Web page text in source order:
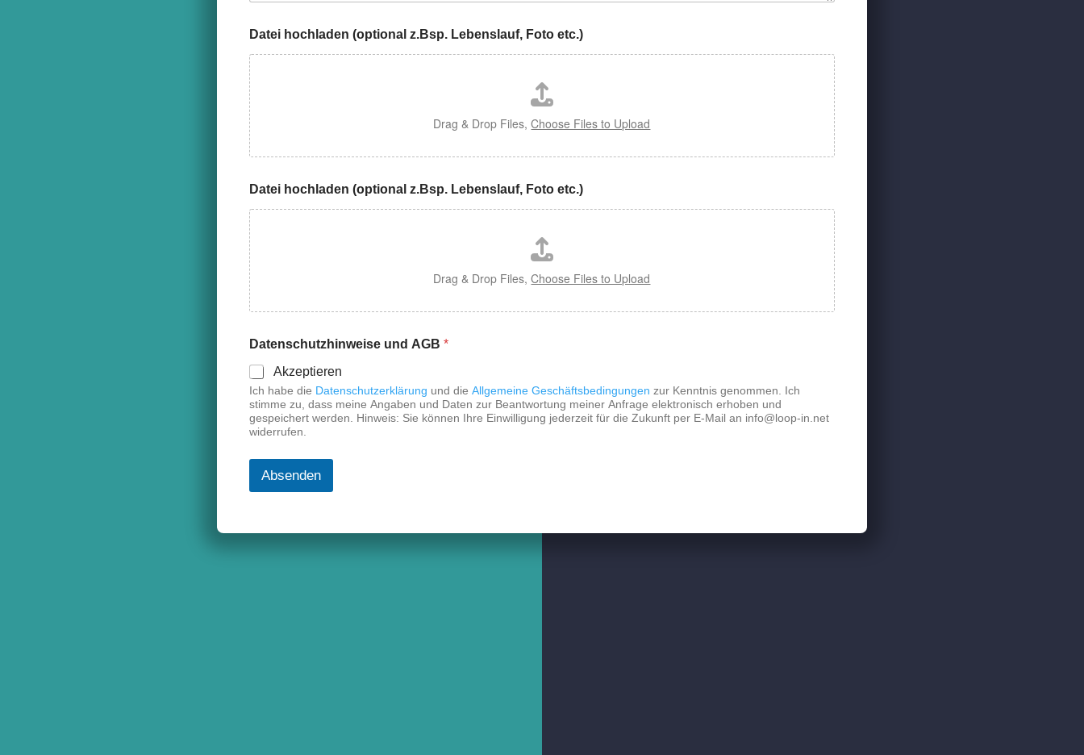
Datei hochladen (optional z.Bsp. Lebenslauf, Foto etc.)
Drag & Drop Files,Choose Files to Upload
Datei hochladen (optional z.Bsp. Lebenslauf, Foto etc.)
Drag & Drop Files,Choose Files to Upload
Datenschutzhinweise und AGB*
Akzeptieren
Ich habe die Datenschutzerklärung und dieAllgemeine Geschäftsbedingungen zur Kenntnis genommen. Ich
stimme zu, dass meine Angaben und Daten zur Beantwortung meiner Anfrage elektronisch erhoben und
gespeichert werden. Hinweis: Sie können Ihre Einwilligung jederzeit für die Zukunft per E-Mail an info@loop-in.net
widerrufen.
Absenden